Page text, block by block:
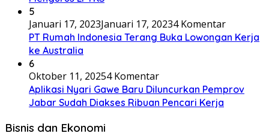
5
Januari 17, 2023Januari 17, 20234 Komentar
PT Rumah Indonesia Terang Buka Lowongan Kerja
ke Australia
6
Oktober 11, 20254 Komentar
Aplikasi Nyari Gawe Baru Diluncurkan Pemprov
Jabar Sudah Diakses Ribuan Pencari Kerja
Bisnis dan Ekonomi